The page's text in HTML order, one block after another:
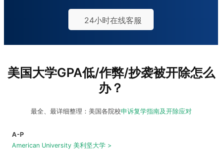
24小时在线客服
美国大学GPA低/作弊/抄袭被开除怎么
办？
最全、最详细整理：美国各院校申诉复学指南及开除应对
A-P
American University 美利坚大学 >